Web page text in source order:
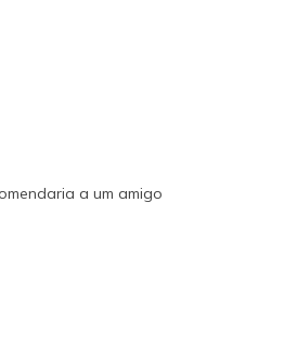
a um amigo